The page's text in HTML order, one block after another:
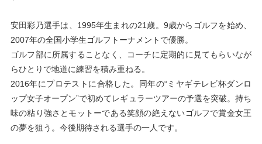
安田彩乃選手は、1995年生まれの21歳。9歳からゴルフを始め、
2007年の全国小学生ゴルフトーナメントで優勝。
ゴルフ部に所属することなく、コーチに定期的に見てもらいなが
らひとりで地道に練習を積み重ねる。
2016年にプロテストに合格した。同年の“ミヤギテレビ杯ダンロ
ップ女子オープン”で初めてレギュラーツアーの予選を突破。持ち
味の粘り強さとモットーである笑顔の絶えないゴルフで賞金女王
の夢を狙う。今後期待される選手の一人です。